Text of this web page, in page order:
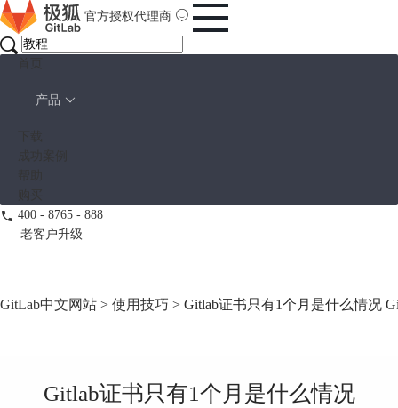
官方授权代理商
产品
400 - 8765 - 888
老客户升级
GitLab中文网站 > 使用技巧 > Gitlab证书只有1个月是什么情况
Gitlab证书只有1个月是什么情况